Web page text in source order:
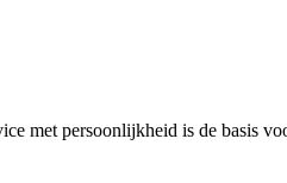
met persoonlijkheid is de basis